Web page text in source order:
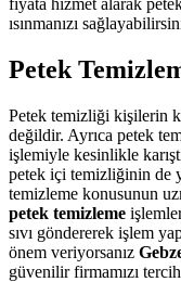
fiyata hizmet alarak
ısınmanızı
Petek
Petek temizliği kişilerin
değildir. Ayrıca petek
işlemiyle kesinlikle
petek içi temizliğinin de
temizleme konusunun
petek temizleme
sıvı göndererek işlem
önem veriyorsanız
güvenilir firmamızı